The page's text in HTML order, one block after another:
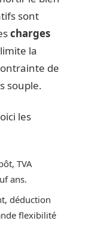
sont
charges
la
de
souple.
les
TVA
ans.
déduction
flexibilité